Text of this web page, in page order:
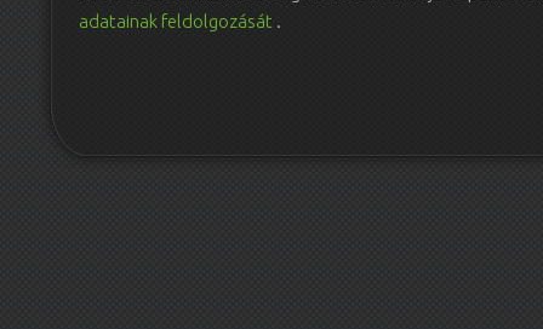
adatainak feldolgozását .